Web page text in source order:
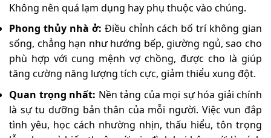
Không nên quá lạm dụng hay phụ thuộc vào chúng.
Phong thủy nhà ở: Điều chỉnh cách bố trí không gian
sống, chẳng hạn như hướng bếp, giường ngủ, sao cho
phù hợp với cung mệnh vợ chồng, được cho là giúp
tăng cường năng lượng tích cực, giảm thiểu xung đột.
Quan trọng nhất: Nền tảng của mọi sự hóa giải chính
là sự tu dưỡng bản thân của mỗi người. Việc vun đắp
tình yêu, học cách nhường nhịn, thấu hiểu, tôn trọng